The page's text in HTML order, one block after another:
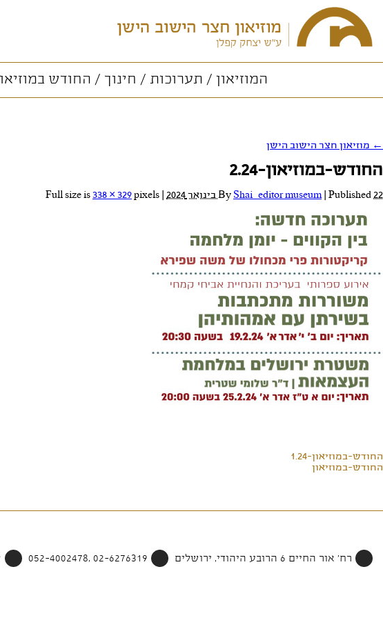
המוזיאון תערוכות חינוך החודש
← מוזיאון חצר הישוב הישן
החודש-במוזיאון-2.24
By Shai_editor museum Published22 בינואר 2024 338 × 329pixels
החודש-במוזיאון-1.24
החודש-במוזיאון
רח' אור החיים 6 הרובע היהודי, ירושלים 02-6276319 ,052-4002478